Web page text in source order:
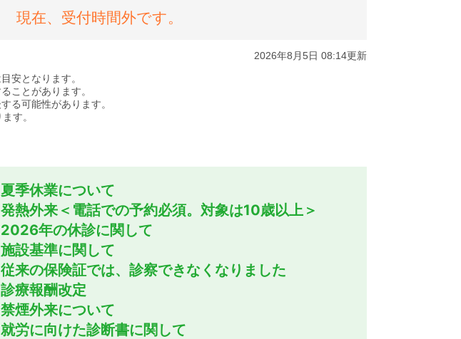
夏季休業について
発熱外来＜電話での予約必須。対象は10歳以上＞
2026年の休診に関して
施設基準に関して
従来の保険証では、診察できなくなりました
診療報酬改定
禁煙外来について
就労に向けた診断書に関して